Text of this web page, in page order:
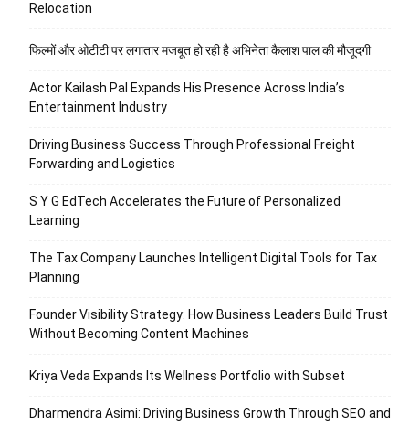
Relocation
फिल्मों और ओटीटी पर लगातार मजबूत हो रही है अभिनेता कैलाश पाल की मौजूदगी
Actor Kailash Pal Expands His Presence Across India’s
Entertainment Industry
Driving Business Success Through Professional Freight
Forwarding and Logistics
S Y G EdTech Accelerates the Future of Personalized
Learning
The Tax Company Launches Intelligent Digital Tools for Tax
Planning
Founder Visibility Strategy: How Business Leaders Build Trust
Without Becoming Content Machines
Kriya Veda Expands Its Wellness Portfolio with Subset
Dharmendra Asimi: Driving Business Growth Through SEO and